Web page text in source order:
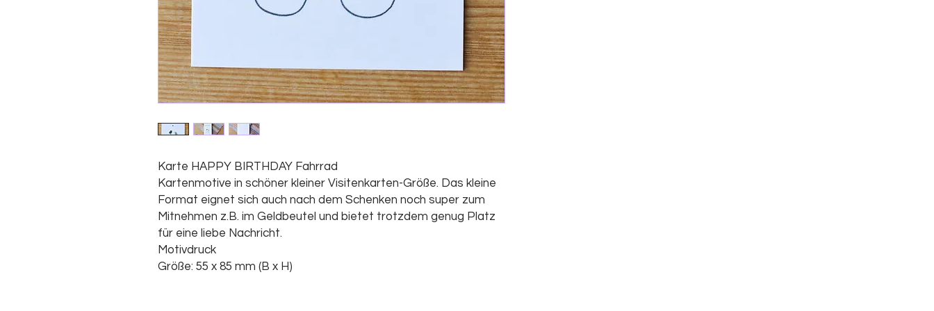
Karte HAPPY BIRTHDAY Fahrrad
Kartenmotive in schöner kleiner Visitenkarten-Größe. Das kleine
Format eignet sich auch nach dem Schenken noch super zum
Mitnehmen z.B. im Geldbeutel und bietet trotzdem genug Platz
für eine liebe Nachricht.
Motivdruck
Größe: 55 x 85 mm (B x H)